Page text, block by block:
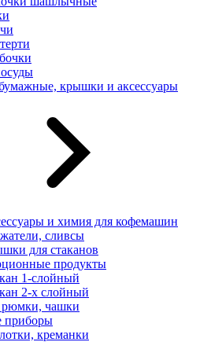
крышки и аксессуары
и химия для кофемашин
сливсы
для стаканов
продукты
1-слойный
2-х слойный
чашки
приборы
креманки